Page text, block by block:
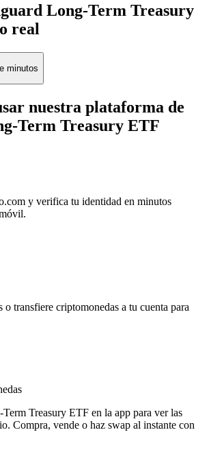
Long-Term Treasury
real
minutos
nuestra plataforma de
Term Treasury ETF
y verifica tu identidad en minutos
o transfiere criptomonedas a tu cuenta para
Treasury ETF en la app para ver las
Compra, vende o haz swap al instante con